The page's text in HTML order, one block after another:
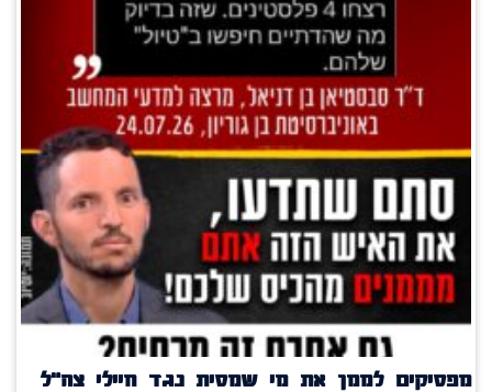
מפסיקים לממן את מי שמסית נגד חיילי צה"ל